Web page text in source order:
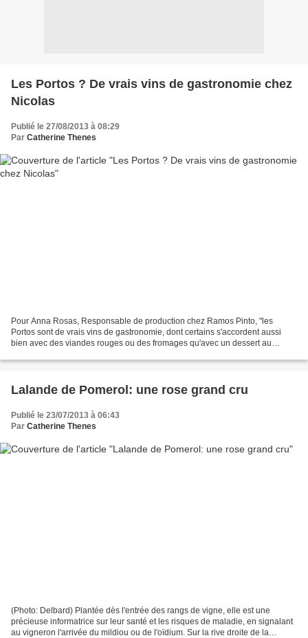
Les Portos ? De vrais vins de gastronomie chez
Nicolas
Publié le 27/08/2013 à 08:29
Par Catherine Thenes
Pour Anna Rosas, Responsable de production chez Ramos Pinto, "les
Portos sont de vrais vins de gastronomie, dont certains s'accordent aussi
bien avec des viandes rouges ou des fromages qu'avec un dessert au
Lalande de Pomerol: une rose grand cru
Publié le 23/07/2013 à 06:43
Par Catherine Thenes
(Photo: Delbard) Plantée dès l'entrée des rangs de vigne, elle est une
précieuse informatrice sur leur santé et les risques de maladie, en signalant
au vigneron l'arrivée du mildiou ou de l'oïdium. Sur la rive droite de la